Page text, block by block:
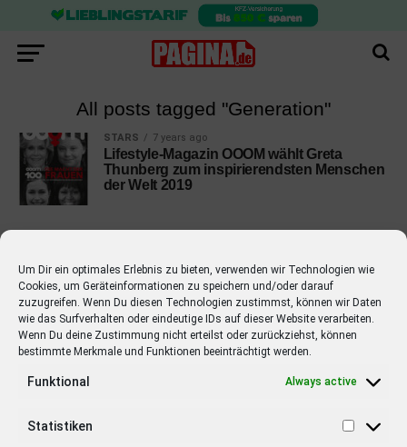
Um Dir ein optimales Erlebnis zu bieten, verwenden wir Technologien wie
Cookies, um Geräteinformationen zu speichern und/oder darauf
zuzugreifen. Wenn Du diesen Technologien zustimmst, können wir Daten
wie das Surfverhalten oder eindeutige IDs auf dieser Website verarbeiten.
Wenn Du deine Zustimmung nicht erteilst oder zurückziehst, können
bestimmte Merkmale und Funktionen beeinträchtigt werden.
Funktional Always active
Statistiken
All posts tagged "Generation"
STARS 7 years ago
Lifestyle-Magazin OOOM wählt Greta
Thunberg zum inspirierendsten Menschen
der Welt 2019
EMPFOHLEN
STARS 4 years ago
Barbara Schöneberger Moderatorin
von “Verstehen Sie Spaß?”